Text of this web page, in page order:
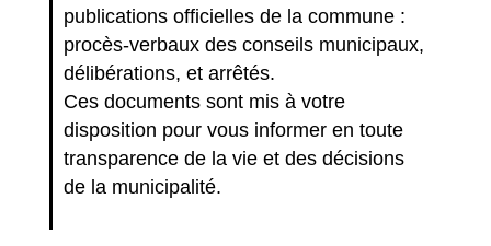
publications officielles de la commune :
procès-verbaux des conseils municipaux,
délibérations, et arrêtés.
Ces documents sont mis à votre
disposition pour vous informer en toute
transparence de la vie et des décisions
de la municipalité.